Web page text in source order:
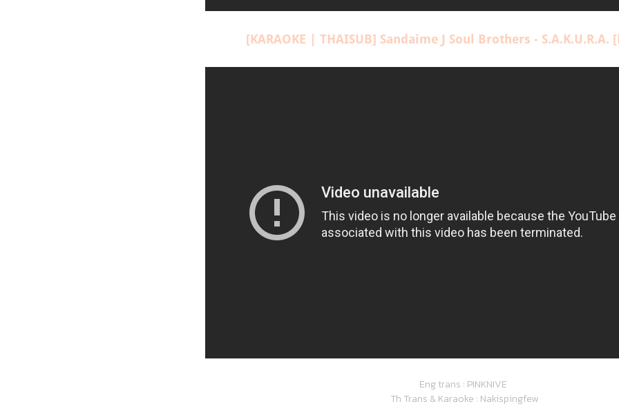
[KARAOKE | THAISUB] Sandaime J Soul Brothers - S.A.K.U.R.A.
Eng trans : PINKNIVE
Th Trans & Karaoke : Nakispingfew